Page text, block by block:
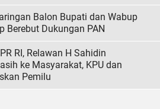
Balon Bupati dan Wabup
Berebut Dukungan PAN
RI, Relawan H Sahidin
ke Masyarakat, KPU dan
Pemilu